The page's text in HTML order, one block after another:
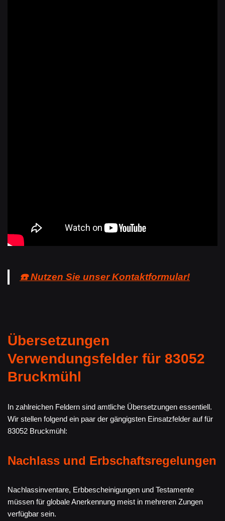
☎️ Nutzen Sie unser Kontaktformular!
Übersetzungen
Verwendungsfelder für 83052
Bruckmühl
In zahlreichen Feldern sind amtliche Übersetzungen essentiell.
Wir stellen folgend ein paar der gängigsten Einsatzfelder auf für
83052 Bruckmühl:
Nachlass und Erbschaftsregelungen
Nachlassinventare, Erbbescheinigungen und Testamente
müssen für globale Anerkennung meist in mehreren Zungen
verfügbar sein.